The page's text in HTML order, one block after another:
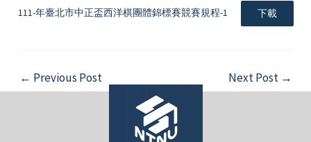
111-年臺北市中正盃西洋棋團體錦標賽競賽規程-1 下載
Post
navigation
← Previous Post Next Post →